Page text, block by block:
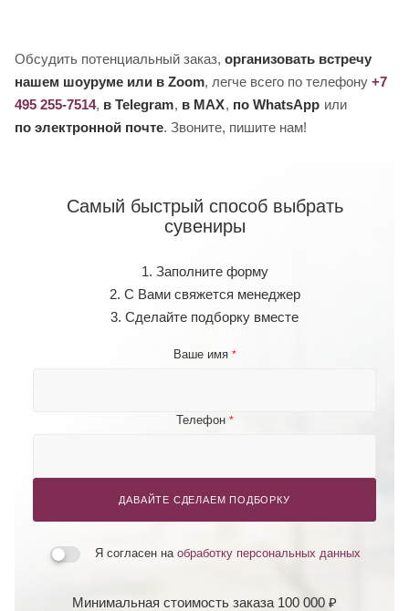
Обсудить потенциальный заказ, организовать встречу
нашем шоуруме или в Zoom, легче всего по телефону +7
495 255-7514, в Telegram, в MAX, по WhatsApp или
по электронной почте. Звоните, пишите нам!
Самый быстрый способ выбрать
сувениры
1. Заполните форму
2. С Вами свяжется менеджер
3. Сделайте подборку вместе
Ваше имя *
Телефон *
ДАВАЙТЕ СДЕЛАЕМ ПОДБОРКУ
Я согласен на обработку персональных данных
Минимальная стоимость заказа 100 000 ₽